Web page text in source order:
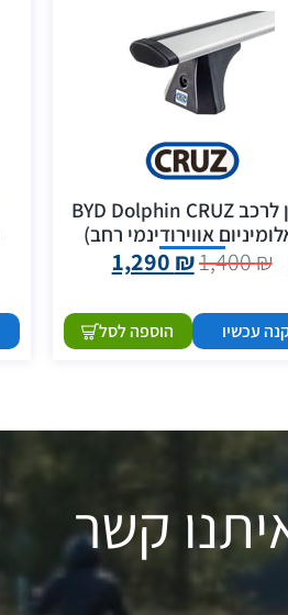
גגון לרכב BYD Dolphin CRUZ
אווירודינמי רחב)
1,400₪
1,290 ₪
עכשיו הוספה לסל
קשר